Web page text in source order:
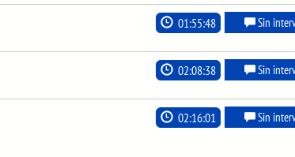
01:55:48 Sin
02:08:38 Sin
02:16:01 Sin